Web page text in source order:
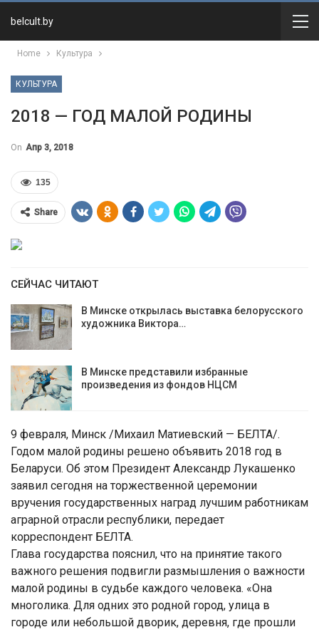
belcult.by
Home Культура
КУЛЬТУРА
2018 — ГОД МАЛОЙ РОДИНЫ
On Апр 3, 2018
135
Share
СЕЙЧАС ЧИТАЮТ
В Минске открылась выставка белорусского
художника Виктора…
В Минске представили избранные
произведения из фондов НЦСМ
9 февраля, Минск /Михаил Матиевский — БЕЛТА/.
Годом малой родины решено объявить 2018 год в
Беларуси. Об этом Президент Александр Лукашенко
заявил сегодня на торжественной церемонии
вручения государственных наград лучшим работникам
аграрной отрасли республики, передает
корреспондент БЕЛТА.
Глава государства пояснил, что на принятие такого
важного решения подвигли размышления о важности
малой родины в судьбе каждого человека. «Она
многолика. Для одних это родной город, улица в
городе или небольшой дворик, деревня, где прошли